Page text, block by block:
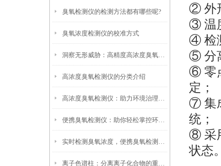
臭氧检测仪的检测方法都有哪些呢?
臭氧浓度检测仪的校准方式
洞察无形威胁：高精度高浓度臭氧检测仪环境安全卫士
高浓度臭氧检测仪的分类介绍
高浓度臭氧检测仪：助力环境治理与健康防护
便携臭氧检测仪：助你轻松掌控环境中的臭氧浓度，安心生活与工作
实时检测臭氧浓度，便携臭氧检测仪助您安心出行
离子色谱柱：分离离子化合物的重要工具
② 外
③ 温
④ 检
⑤ 分
⑥ 零
定；
⑦ 集
统；
⑧ 采
状态